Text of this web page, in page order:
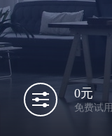
0元
免费试用